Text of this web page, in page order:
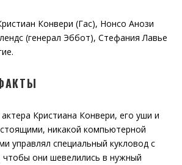
Конвери (Гас), Нонсо Анози
(генерал Эббот), Стефания Лавье
Кристиана Конвери, его уши и
никакой компьютерной
управлял специальный кукловод с
они шевелились в нужный